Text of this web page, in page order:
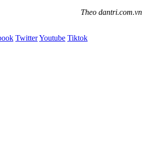
Theo dantri.com.vn
TwitterYoutube Tiktok